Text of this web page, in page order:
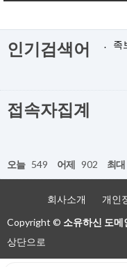
인기검색어 . 족
접속자집계
오늘 549 어제 902 최대
회사소개 개인
Copyright © 소유하신 도메
상단으로